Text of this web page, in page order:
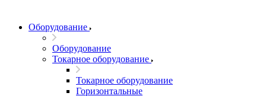
Оборудование
Оборудование
Токарное оборудование
Токарное оборудование
Горизонтальные